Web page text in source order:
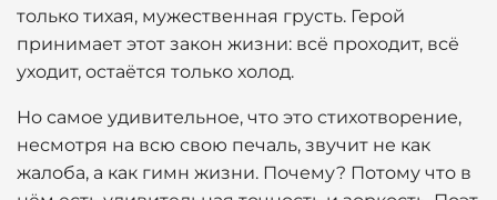
только тихая, мужественная грусть. Герой
принимает этот закон жизни: всё проходит, всё
уходит, остаётся только холод.
Но самое удивительное, что это стихотворение,
несмотря на всю свою печаль, звучит не как
жалоба, а как гимн жизни. Почему? Потому что в